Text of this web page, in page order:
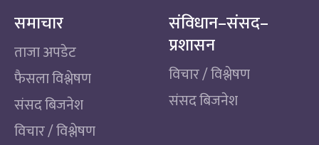
समाचार
ताजा अपडेट
फैसला विश्लेषण
संसद बिजनेश
विचार / विश्लेषण
संविधान–संसद–
प्रशासन
विचार / विश्लेषण
संसद बिजनेश